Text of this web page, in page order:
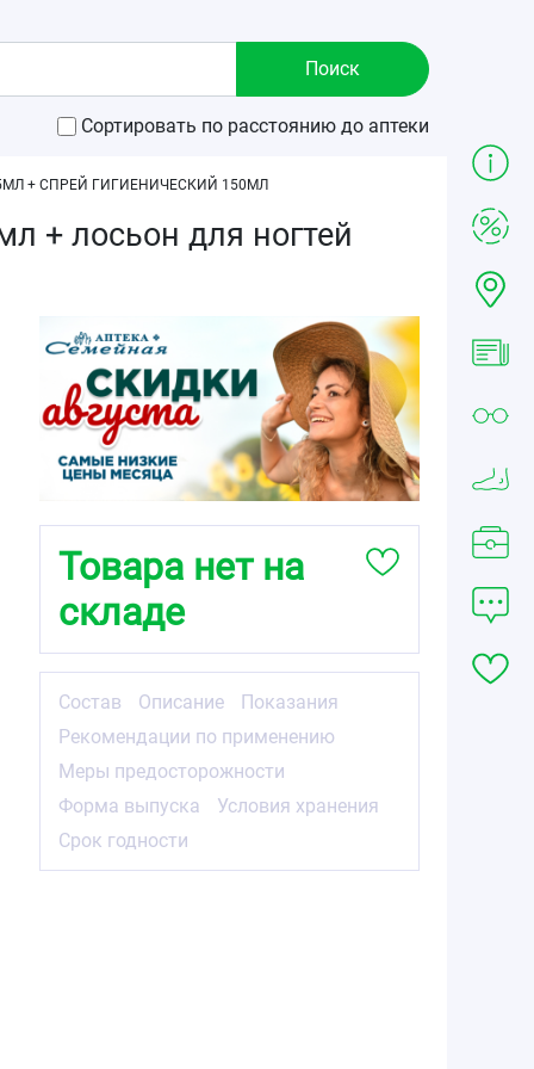
Сортировать по расстоянию до аптеки
+ СПРЕЙ ГИГИЕНИЧЕСКИЙ 150МЛ
+ лосьон для ногтей
Товара нет на
складе
Состав Описание
Показания
Рекомендации по применению
Меры предосторожности
Форма выпуска
Условия хранения
Срок годности